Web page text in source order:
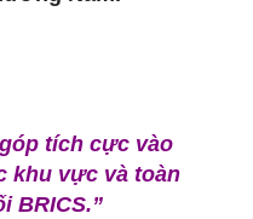
tích cực vào
khu vực và toàn
BRICS.”